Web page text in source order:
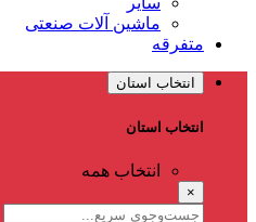
ماشین آلات صنعتی
متفرقه
انتخاب استان
انتخاب استان
انتخاب همه
×